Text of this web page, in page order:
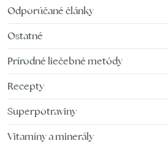
Odporúčané články
Ostatné
Prírodné liečebné metódy
Recepty
Superpotraviny
Vitamíny a minerály